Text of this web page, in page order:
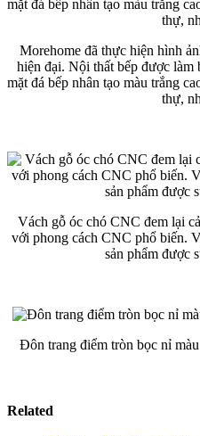
Morehome đã thực hiện hình
hiện đại. Nội thất bếp được làm
mặt đá bếp nhân tạo màu trắng
thự,
Vách gỗ óc chó CNC đem lại
với phong cách CNC phổ biến.
sản phẩm được
Đôn trang điểm tròn bọc nỉ
Related